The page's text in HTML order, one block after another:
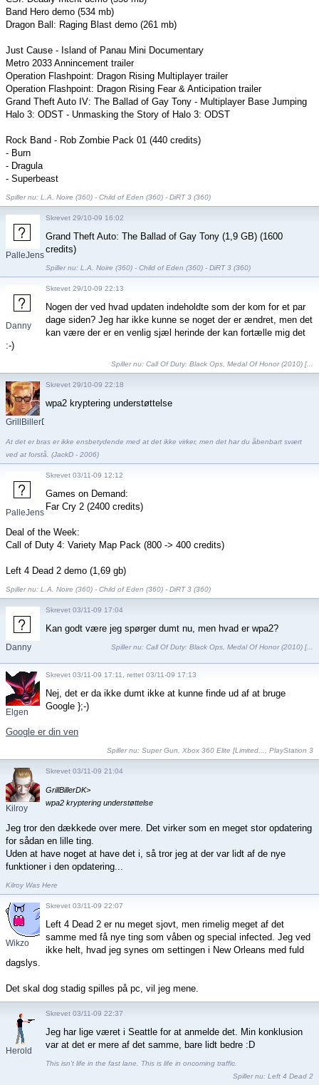
Band Hero demo (534 mb)
Dragon Ball: Raging Blast demo (261 mb)
Just Cause - Island of Panau Mini Documentary
Metro 2033 Annincement trailer
Operation Flashpoint: Dragon Rising Multiplayer trailer
Operation Flashpoint: Dragon Rising Fear & Anticipation trailer
Grand Theft Auto IV: The Ballad of Gay Tony - Multiplayer Base Jumping
Halo 3: ODST - Unmasking the Story of Halo 3: ODST
Rock Band - Rob Zombie Pack 01 (440 credits)
- Burn
- Dragula
- Superbeast
Spiller nu: L.A. Noire (360) - Child of Eden (360) - DiRT 3 (360)
PalleJensen
Skrevet 29/10-09 16:02
Grand Theft Auto: The Ballad of Gay Tony (1,9 GB) (1600
credits)
Spiller nu: L.A. Noire (360) - Child of Eden (360) - DiRT 3 (360)
Danny
Skrevet 29/10-09 22:13
Nogen der ved hvad updaten indeholdte som der kom for et par
dage siden? Jeg har ikke kunne se noget der er ændret, men det
kan være der er en venlig sjæl herinde der kan fortælle mig det
:-)
Spiller nu: Call Of Duty: Black Ops Medal Of Honor (2010) [...
GrillBillerDK
Skrevet 29/10-09 22:18
wpa2 kryptering understøttelse
At det er bras er ikke ensbetydende med at det ikke virker, men det har du åbenbart svært
ved at forstå. (JackD - 2006)
PalleJensen
Skrevet 03/11-09 12:12
Games on Demand:
Far Cry 2 (2400 credits)
Deal of the Week:
Call of Duty 4: Variety Map Pack (800 -> 400 credits)
Left 4 Dead 2 demo (1,69 gb)
Spiller nu: L.A. Noire (360) - Child of Eden (360) - DiRT 3 (360)
Danny
Skrevet 03/11-09 17:04
Kan godt være jeg spørger dumt nu, men hvad er wpa2?
Spiller nu: Call Of Duty: Black Ops Medal Of Honor (2010) [...
Elgen
Skrevet 03/11-09 17:11, rettet 03/11-09 17:13
Nej, det er da ikke dumt ikke at kunne finde ud af at bruge
Google };-)
Google er din ven
Spiller nu: Super Gun Xbox 360 Elite [Limited... PlayStation 3
Kilroy
Skrevet 03/11-09 21:04
GrillBillerDK>
wpa2 kryptering understøttelse
Jeg tror den dækkede over mere. Det virker som en meget stor opdatering
for sådan en lille ting.
Uden at have noget at have det i, så tror jeg at der var lidt af de nye
funktioner i den opdatering...
Kilroy Was Here
Wikzo
Skrevet 03/11-09 22:07
Left 4 Dead 2 er nu meget sjovt, men rimelig meget af det
samme med få nye ting som våben og special infected. Jeg ved
ikke helt, hvad jeg synes om settingen i New Orleans med fuld
dagslys.
Det skal dog stadig spilles på pc, vil jeg mene.
Herold
Skrevet 03/11-09 22:37
Jeg har lige været i Seattle for at anmelde det. Min konklusion
var at det er mere af det samme, bare lidt bedre :D
This isn't life in the fast lane. This is life in oncoming traffic.
Spiller nu: Left 4 Dead 2